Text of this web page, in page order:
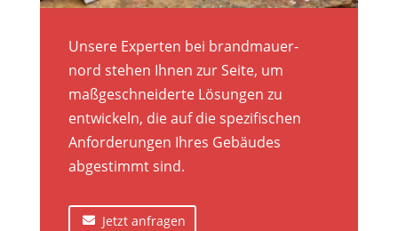
Unsere Experten bei brandmauer-
nord stehen Ihnen zur Seite, um
maßgeschneiderte Lösungen zu
entwickeln, die auf die spezifischen
Anforderungen Ihres Gebäudes
abgestimmt sind.
Jetzt anfragen